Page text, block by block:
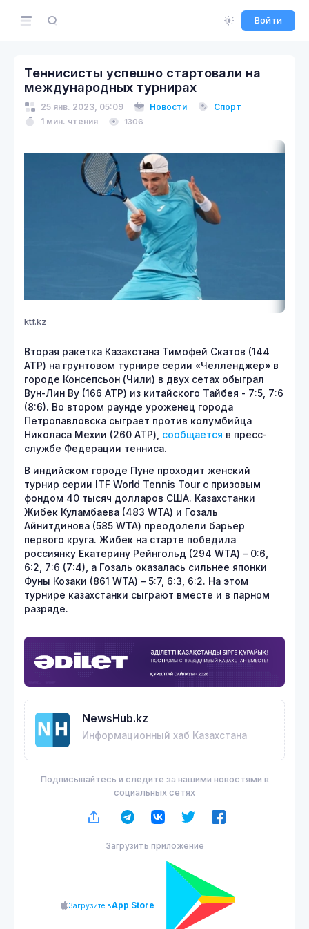
Войти
Теннисисты успешно стартовали на
международных турнирах
25 янв. 2023, 05:09 Новости
Спорт
1 мин. чтения
1306
ktf.kz
Вторая ракетка Казахстана Тимофей Скатов (144
АТР) на грунтовом турнире серии «Челленджер» в
городе Консепсьон (Чили) в двух сетах обыграл
Вун-Лин Ву (166 АТР) из китайского Тайбея - 7:5, 7:6
(8:6). Во втором раунде уроженец города
Петропавловска сыграет против колумбийца
Николаса Мехии (260 АТР), сообщается в пресс-
службе Федерации тенниса.
В индийском городе Пуне проходит женский
турнир серии ITF World Tennis Tour с призовым
фондом 40 тысяч долларов США. Казахстанки
Жибек Куламбаева (483 WTA) и Гозаль
Айнитдинова (585 WTA) преодолели барьер
первого круга. Жибек на старте победила
россиянку Екатерину Рейнгольд (294 WTA) – 0:6,
6:2, 7:6 (7:4), а Гозаль оказалась сильнее японки
Фуны Козаки (861 WTA) – 5:7, 6:3, 6:2. На этом
турнире казахстанки сыграют вместе и в парном
разряде.
NewsHub.kz
Информационный хаб Казахстана
Подписывайтесь и следите за нашими новостями в
социальных сетях
Загрузить приложение
Загрузите вApp Store